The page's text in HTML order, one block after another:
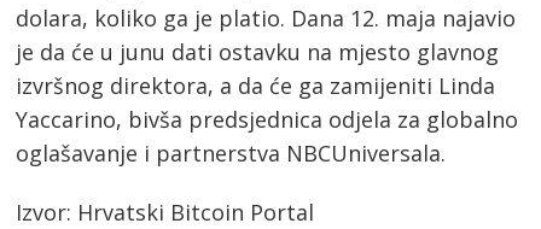
dolara, koliko ga je platio. Dana 12. maja najavio
je da će u junu dati ostavku na mjesto glavnog
izvršnog direktora, a da će ga zamijeniti Linda
Yaccarino, bivša predsjednica odjela za globalno
oglašavanje i partnerstva NBCUniversala.
Izvor: Hrvatski Bitcoin Portal